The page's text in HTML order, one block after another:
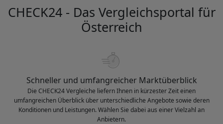
CHECK24 - Das Vergleichsportal für
Österreich
Schneller und umfangreicher Marktüberblick
Die CHECK24 Vergleiche liefern Ihnen in kürzester Zeit einen
umfangreichen Überblick über unterschiedliche Angebote sowie deren
Konditionen und Leistungen. Wählen Sie dabei aus einer Vielzahl an
Anbietern.